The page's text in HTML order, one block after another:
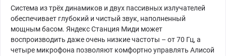
Система из трёх динамиков и двух пассивных излучателей
обеспечивает глубокий и чистый звук, наполненный
мощным басом. Яндекс Станция Миди может
воспроизводить даже очень низкие частоты – от 70 Гц, а
четыре микрофона позволяют комфортно управлять Алисой